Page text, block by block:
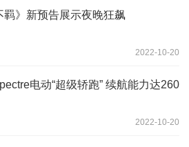
羁》新预告展示夜晚狂飙
2022-10-20
电动“超级轿跑” 续航能力达260
2022-10-20